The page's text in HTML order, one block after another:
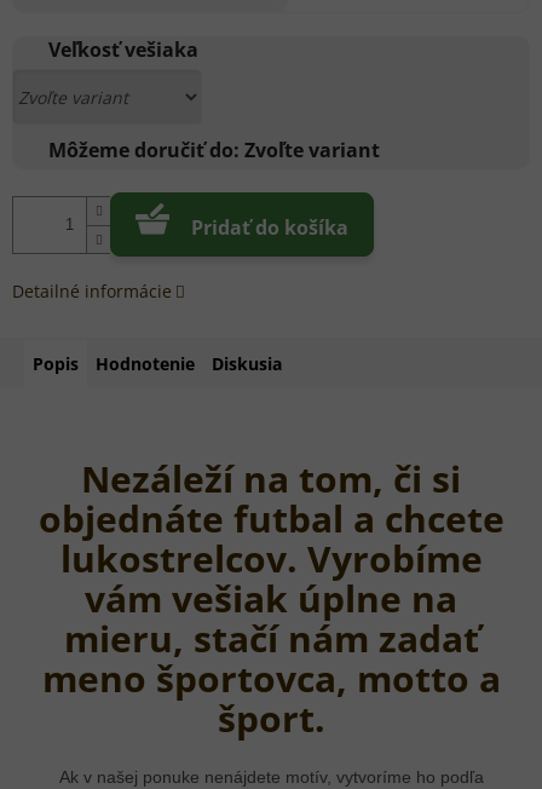
cena:
Veľkosť vešiaka
Môžeme doručiť do: Zvoľte variant
Pridať do košíka
Detailné informácie
Popis Hodnotenie Diskusia
Nezáleží na tom, či si
objednáte futbal a chcete
lukostrelcov. Vyrobíme
vám vešiak úplne na
mieru, stačí nám zadať
meno športovca, motto a
šport.
Ak v našej ponuke nenájdete motív, vytvoríme ho podľa